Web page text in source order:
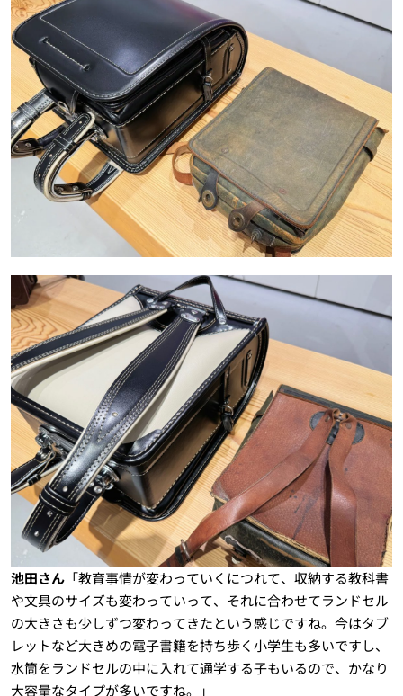
池田さん「教育事情が変わっていくにつれて、収納する教科書
や文具のサイズも変わっていって、それに合わせてランドセル
の大きさも少しずつ変わってきたという感じですね。今はタブ
レットなど大きめの電子書籍を持ち歩く小学生も多いですし、
水筒をランドセルの中に入れて通学する子もいるので、かなり
大容量なタイプが多いですね。」